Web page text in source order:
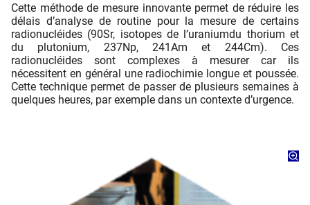
Cette méthode de mesure innovante permet de réduire les
délais d’analyse de routine pour la mesure de certains
radionucléides (90Sr, isotopes de l’uraniumdu thorium et
du plutonium, 237Np, 241Am et 244Cm). Ces
radionucléides sont complexes à mesurer car ils
nécessitent en général une radiochimie longue et poussée.
Cette technique permet de passer de plusieurs semaines à
quelques heures, par exemple dans un contexte d’urgence.